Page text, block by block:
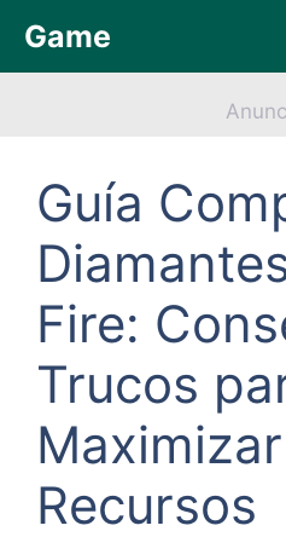
contenido
Game
Guía
Fire:
Trucos
Recursos